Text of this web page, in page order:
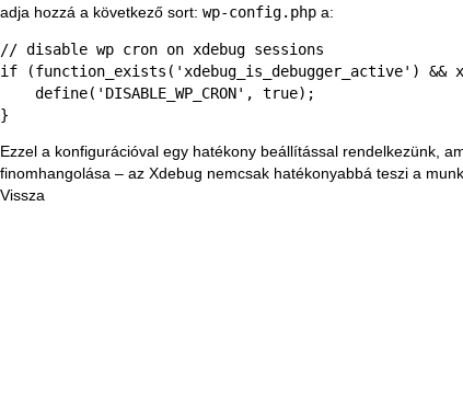
adja hozzá a következő sort: wp-config.php a:
// disable wp cron on xdebug sessions
if (function_exists('xdebug_is_debugger_active') &&
define('DISABLE_WP_CRON', true);
}
Ezzel a konfigurációval egy hatékony beállítással rendelkezünk,
finomhangolása – az Xdebug nemcsak hatékonyabbá teszi a
Vissza